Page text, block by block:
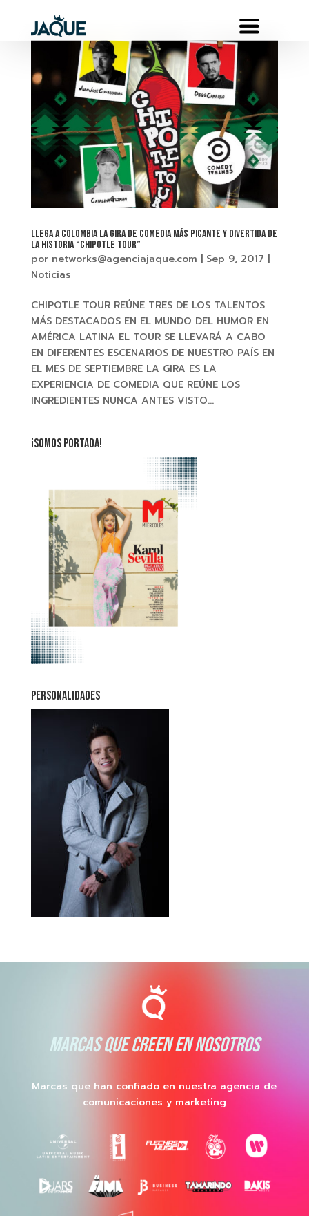
Llega a Colombia la gira de comedia más picante y divertida de
la historia “CHIPOTLE TOUR”
por networks@agenciajaque.com | Sep 9, 2017 |
Noticias
CHIPOTLE TOUR REÚNE TRES DE LOS TALENTOS
MÁS DESTACADOS EN EL MUNDO DEL HUMOR EN
AMÉRICA LATINA EL TOUR SE LLEVARÁ A CABO
EN DIFERENTES ESCENARIOS DE NUESTRO PAÍS EN
EL MES DE SEPTIEMBRE LA GIRA ES LA
EXPERIENCIA DE COMEDIA QUE REÚNE LOS
INGREDIENTES NUNCA ANTES VISTO...
¡SOMOS PORTADA!
PERSONALIDADES
MARCAS QUE CREEN EN NOSOTROS
Marcas que han confiado en nuestra agencia de
comunicaciones y marketing